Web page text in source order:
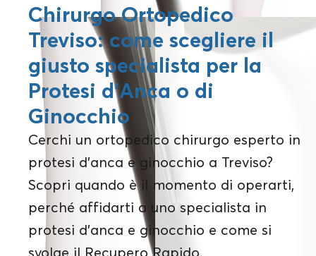
Chirurgo Ortopedico
Treviso: come scegliere il
giusto specialista per la
Protesi d’Anca o di
Ginocchio
Cerchi un ortopedico chirurgo esperto in
protesi d’anca e ginocchio a Treviso?
Scopri quando è il momento di operarti,
perché affidarti a uno specialista in
protesi d’anca e ginocchio e come si
svolge il Recupero Rapido.